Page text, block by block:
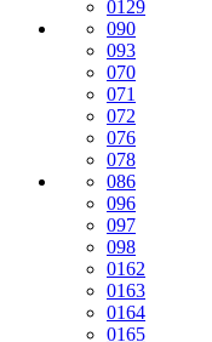
0129
090
093
070
071
072
076
078
086
096
097
098
0162
0163
0164
0165